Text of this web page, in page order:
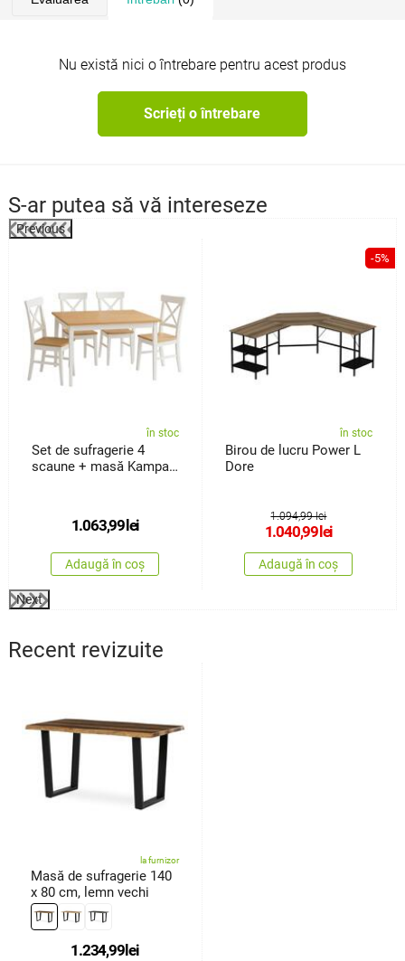
Nu există nici o întrebare pentru acest produs
Scrieți o întrebare
S-ar putea să vă intereseze
Previous
în stoc
Set de sufragerie 4
scaune + masă Kampali,
1.063,99lei
Adaugă în coș
-5%
în stoc
Birou de lucru Power L
Dore
1.094,99 lei
1.040,99lei
Adaugă în coș
Next
Recent revizuite
la furnizor
Masă de sufragerie 140
x 80 cm, lemn vechi
1.234,99 lei